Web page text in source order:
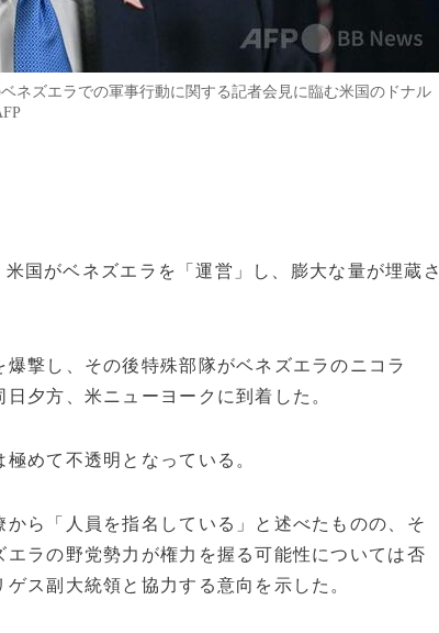
ネズエラでの軍事行動に関する記者会見に臨む米国のドナル
国がベネズエラを「運営」し、膨大な量が埋蔵さ
撃し、その後特殊部隊がベネズエラのニコラ
夕方、米ニューヨークに到着した。
めて不透明となっている。
ら「人員を指名している」と述べたものの、そ
ラの野党勢力が権力を握る可能性については否
ス副大統領と協力する意向を示した。